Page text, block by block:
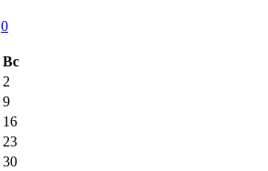
0
Вс
2
9
16
23
30